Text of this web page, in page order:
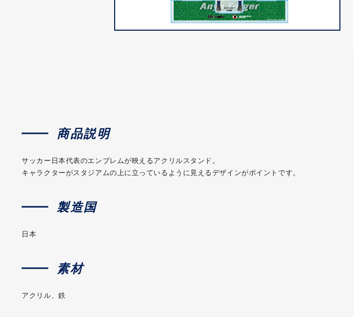
商品説明
サッカー日本代表のエンブレムが映えるアクリルスタンド。
キャラクターがスタジアムの上に立っているように見えるデザインがポイントです。
製造国
日本
素材
アクリル、鉄